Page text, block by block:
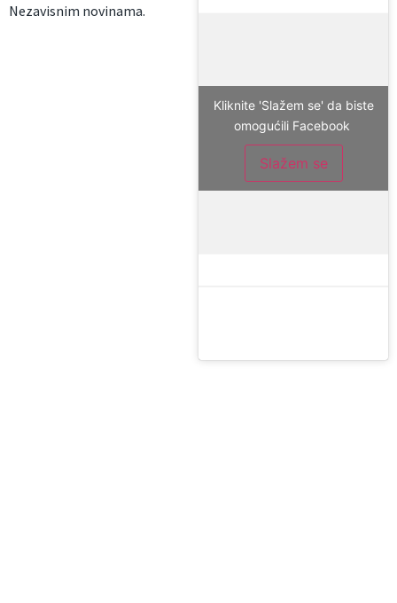
Nezavisnim novinama.
Kliknite 'Slažem se' da biste
omogućili Facebook
Slažem se